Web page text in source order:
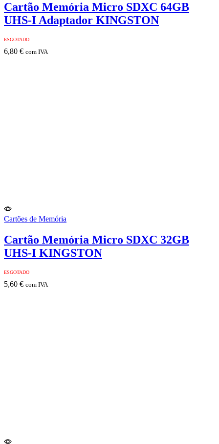
Cartão Memória Micro SDXC 64GB
UHS-I Adaptador KINGSTON
ESGOTADO
6,80 € com IVA
Cartões de Memória
Cartão Memória Micro SDXC 32GB
UHS-I KINGSTON
ESGOTADO
5,60 € com IVA